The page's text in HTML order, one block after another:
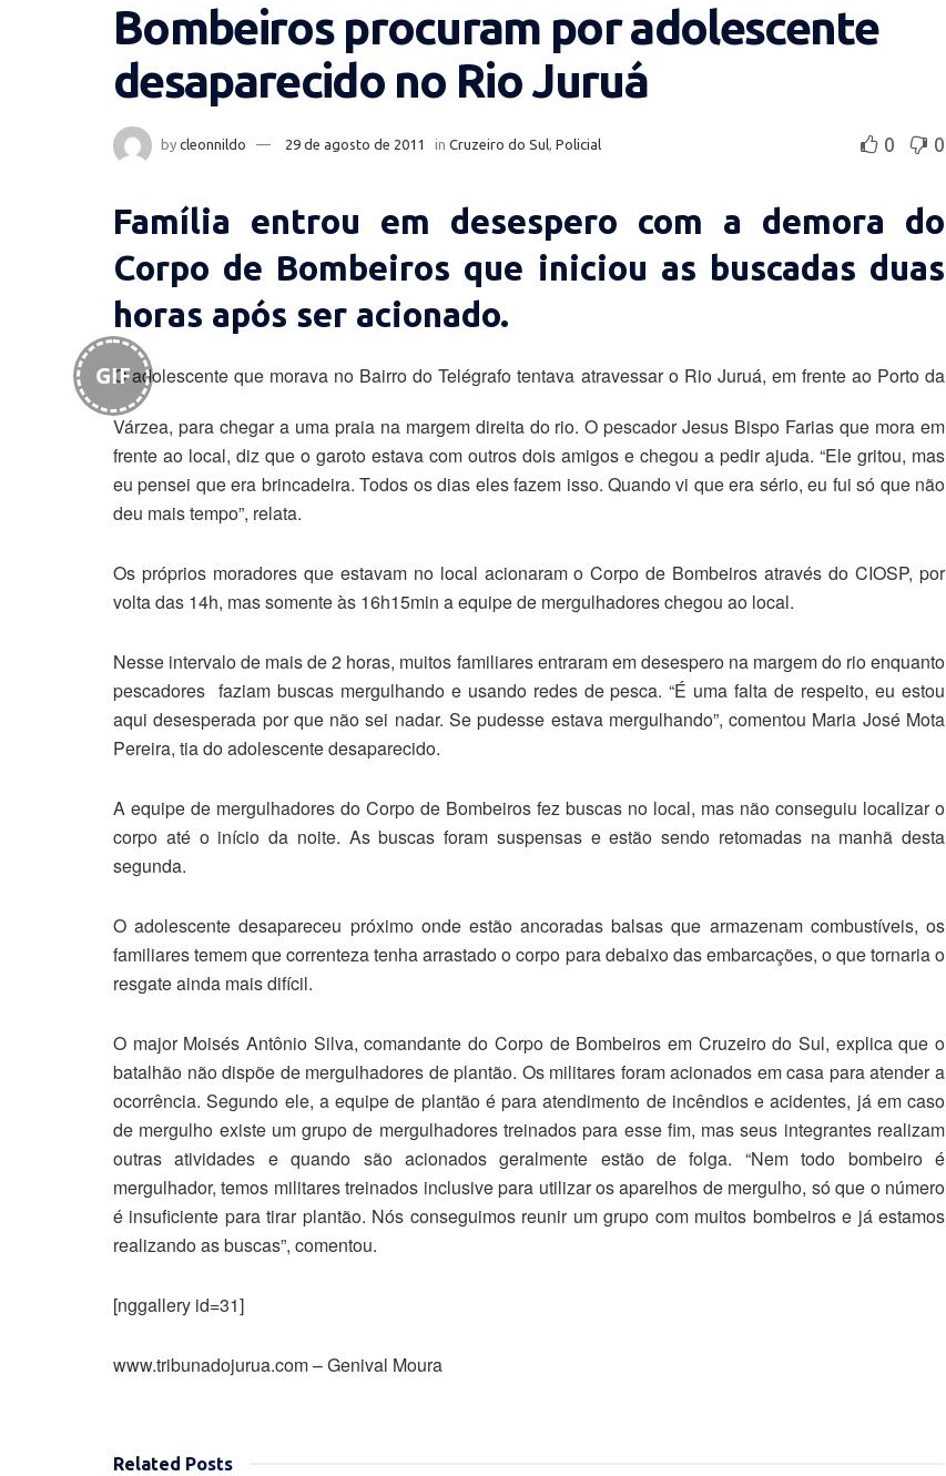
Bombeiros procuram por adolescente
desaparecido no Rio Juruá
by cleonnildo 29 de agosto de 2011 in Cruzeiro do Sul Policial 0 0
Família entrou em desespero com a demora do
Corpo de Bombeiros que iniciou as buscadas duas
horas após ser acionado.
GIFO adolescente que morava no Bairro do Telégrafo tentava atravessar o Rio Juruá, em frente ao Porto da
Várzea, para chegar a uma praia na margem direita do rio. O pescador Jesus Bispo Farias que mora em
frente ao local, diz que o garoto estava com outros dois amigos e chegou a pedir ajuda. “Ele gritou, mas
eu pensei que era brincadeira. Todos os dias eles fazem isso. Quando vi que era sério, eu fui só que não
deu mais tempo”, relata.
Os próprios moradores que estavam no local acionaram o Corpo de Bombeiros através do CIOSP, por
volta das 14h, mas somente às 16h15min a equipe de mergulhadores chegou ao local.
Nesse intervalo de mais de 2 horas, muitos familiares entraram em desespero na margem do rio enquanto
pescadores faziam buscas mergulhando e usando redes de pesca. “É uma falta de respeito, eu estou
aqui desesperada por que não sei nadar. Se pudesse estava mergulhando”, comentou Maria José Mota
Pereira, tia do adolescente desaparecido.
A equipe de mergulhadores do Corpo de Bombeiros fez buscas no local, mas não conseguiu localizar o
corpo até o início da noite. As buscas foram suspensas e estão sendo retomadas na manhã desta
segunda.
O adolescente desapareceu próximo onde estão ancoradas balsas que armazenam combustíveis, os
familiares temem que correnteza tenha arrastado o corpo para debaixo das embarcações, o que tornaria o
resgate ainda mais difícil.
O major Moisés Antônio Silva, comandante do Corpo de Bombeiros em Cruzeiro do Sul, explica que o
batalhão não dispõe de mergulhadores de plantão. Os militares foram acionados em casa para atender a
ocorrência. Segundo ele, a equipe de plantão é para atendimento de incêndios e acidentes, já em caso
de mergulho existe um grupo de mergulhadores treinados para esse fim, mas seus integrantes realizam
outras atividades e quando são acionados geralmente estão de folga. “Nem todo bombeiro é
mergulhador, temos militares treinados inclusive para utilizar os aparelhos de mergulho, só que o número
é insuficiente para tirar plantão. Nós conseguimos reunir um grupo com muitos bombeiros e já estamos
realizando as buscas”, comentou.
[nggallery id=31]
www.tribunadojurua.com – Genival Moura
Related Posts